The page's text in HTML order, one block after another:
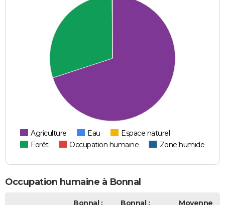
Agriculture Eau
Espace naturel
Forêt
Occupation humaine Zone humide
Occupation humaine à Bonnal
Bonnal :
Bonnal :
Moyenne